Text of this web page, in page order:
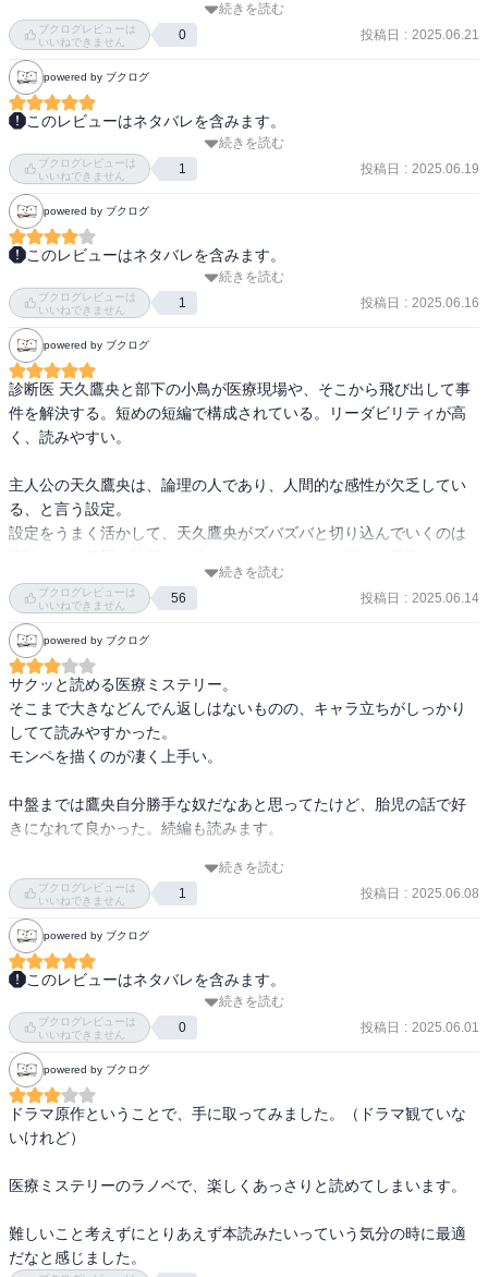
続きを読む
ブクログレビューは
いいねできません
0 投稿日 : 2025.06.21
powered by ブクログ
このレビューはネタバレを含みます。
「天久鷹央の推理カルテ」読了。
アニメから気になって小説を手に取りましたが、個人的には小説の
方が何倍も面白かったです。
本作の一番の魅力は登場人物だと思います。天才医師でありながら
他人と接するのが苦手な鷹央を始め、鷹央の部下の小鳥遊こと小
鳥、鷹央のファンであり小鳥のイジり役である鴻池、そして妹想い
の真鶴等、魅力的なキャラクターが多かったです。特に鴻池が空気
を引っ掻き回す様が面白かったです。また、鷹央は明確な短所を自
覚しながらも自分の居場所と信念を守るために行動する姿がカッコ
よかったです。
ストーリーに関しては連作短編集の形式をとっており、最初のエピ
があって面白かったです。シリーズものだけど、一巻から医療誤診
で鷹央が訴えれれると言う展開にはハラハラさせられました。
またミステリーのトリックは潜水病や代理ミュンヒハウゼン症候群
一巻でハマったので、シリーズ全巻読んでいきたいです。
続きを読む
ブクログレビューは
いいねできません
1 投稿日 : 2025.06.19
powered by ブクログ
このレビューはネタバレを含みます。
河童と人魂の章は幼稚で緩めな印象がして進みが悪かったが、不可
視の胎児と毒薬で一気に盛り上がって面白かった。
今回のオチ：
たかおを訴えていた元看護師の母親は英雄症候群で、入院中の息子
のジュースにグレープフルーツを混入させたて、投与中の薬で中毒
が起きるようにしていた。
たかおが全てを診断して母親は逮捕、訴えは取り下げ、たかお達は
続きを読む
ブクログレビューは
いいねできません
1 投稿日 : 2025.06.16
powered by ブクログ
診断医 天久鷹央と部下の小鳥が医療現場や、そこから飛び出して事
件を解決する。短めの短編で構成されている。リーダビリティが高
く、読みやすい。
主人公の天久鷹央は、論理の人であり、人間的な感性が欠乏してい
る、と言う設定。
設定をうまく活かして、天久鷹央がズバズバと切り込んでいくのは
サクッと読めるので、オススメ。ただ「不可視の胎児」は少し毛色
が違う仕事で印象が異なる。一番、考えさせられるものでもあっ
た。
続きを読む
ブクログレビューは
いいねできません
56 投稿日 : 2025.06.14
powered by ブクログ
サクッと読める医療ミステリー。
そこまで大きなどんでん返しはないものの、キャラ立ちがしっかり
してて読みやすかった。
モンペを描くのが凄く上手い。
中盤までは鷹央自分勝手な奴だなあと思ってたけど、胎児の話で好
きになれて良かった。続編も読みます。
続きを読む
ブクログレビューは
いいねできません
1 投稿日 : 2025.06.08
powered by ブクログ
このレビューはネタバレを含みます。
元々、シリーズは気になっていてやっと一冊読めた。
この話は病院が舞台になっていて副院長兼部長の鷹央が患者の病気
を探して事件を解決しているような感じです。
病院が舞台になっているので病院で使われる言葉が多く出てきて病
気の説明など細かくしてくれていい勉強になると感じました。
特に最後の「オーダーメイドの毒薬」は特に惹かれ共感できるもの
がありました。
2冊目も読むのが楽しみです。本が読み終わったらアニメとドラマも
続きを読む
ブクログレビューは
いいねできません
0 投稿日 : 2025.06.01
powered by ブクログ
ドラマ原作ということで、手に取ってみました。（ドラマ観ていな
いけれど）
医療ミステリーのラノベで、楽しくあっさりと読めてしまいます。
難しいこと考えずにとりあえず本読みたいっていう気分の時に最適
だなと感じました。